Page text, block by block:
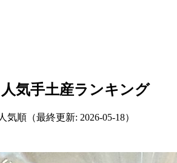
人気手土産ランキング
気順 （最終更新: 2026-05-18）